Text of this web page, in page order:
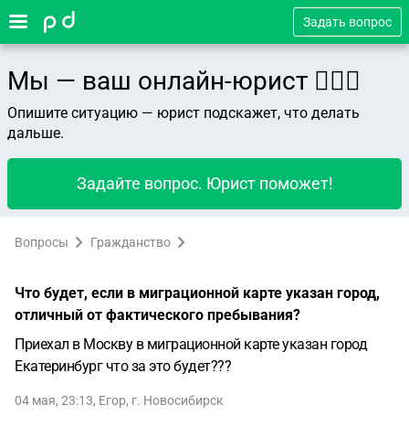
Задать вопрос
Мы — ваш онлайн-юрист 👨🏻‍⚖️
Опишите ситуацию — юрист подскажет, что делать
дальше.
Задайте вопрос. Юрист поможет!
Вопросы Гражданство
Что будет, если в миграционной карте указан город,
отличный от фактического пребывания?
Приехал в Москву в миграционной карте указан город
Екатеринбург что за это будет???
04 мая, 23:13, Егор, г. Новосибирск